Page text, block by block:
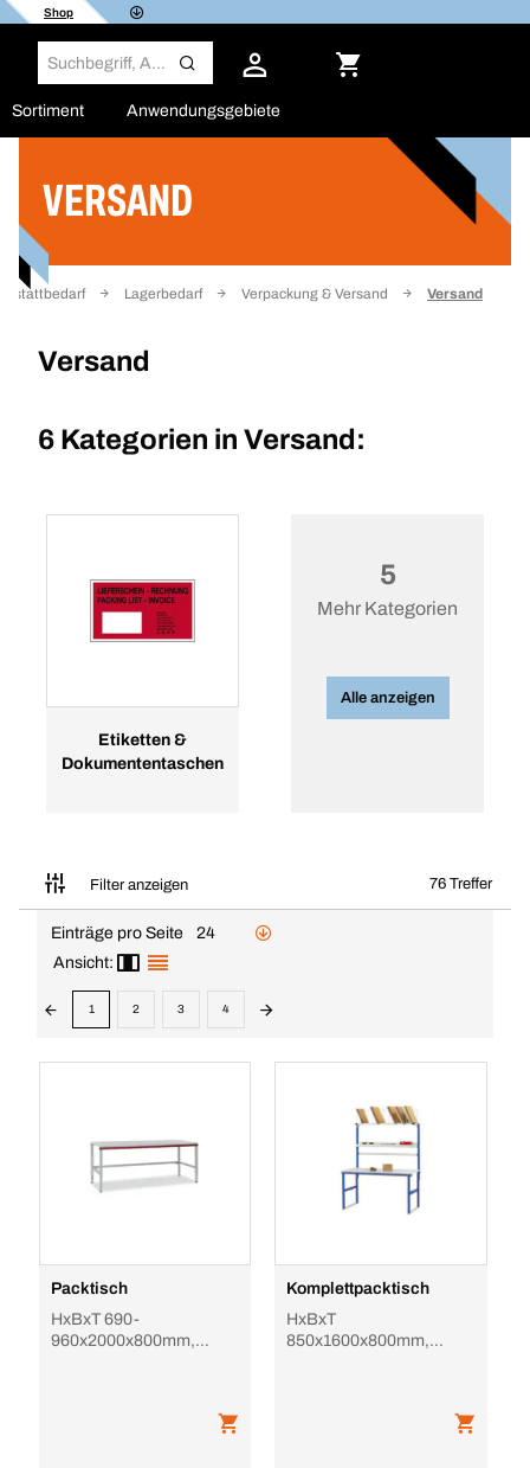
Shop
Sortiment Anwendungsgebiete
VERSAND
Lagerbedarf Verpackung & Versand Versand
Versand
6 Kategorien in Versand:
Etiketten &
Dokumententaschen
5
Mehr Kategorien
Alle anzeigen
Filter anzeigen 76 Treffer
Filter
Einträge pro Seite
24
Ansicht:
1 2 3 4
Packtisch
HxBxT 690-
960x2000x800mm,
Komplettpacktisch
HxBxT
850x1600x800mm,